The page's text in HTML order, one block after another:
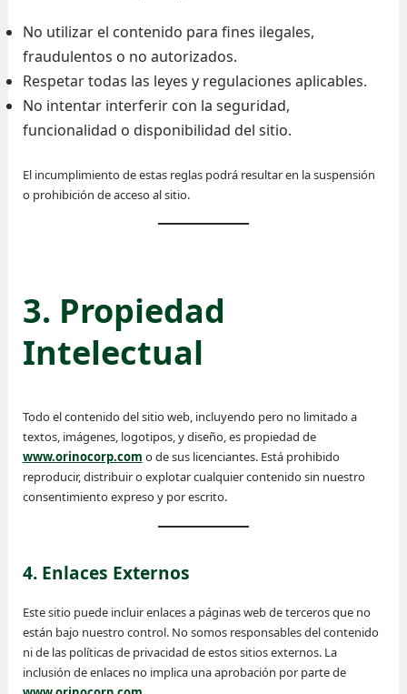
No utilizar el contenido para fines ilegales,
fraudulentos o no autorizados.
Respetar todas las leyes y regulaciones aplicables.
No intentar interferir con la seguridad,
funcionalidad o disponibilidad del sitio.
El incumplimiento de estas reglas podrá resultar en la suspensión
o prohibición de acceso al sitio.
3. Propiedad
Intelectual
Todo el contenido del sitio web, incluyendo pero no limitado a
textos, imágenes, logotipos, y diseño, es propiedad de
www.orinocorp.com o de sus licenciantes. Está prohibido
reproducir, distribuir o explotar cualquier contenido sin nuestro
consentimiento expreso y por escrito.
4. Enlaces Externos
Este sitio puede incluir enlaces a páginas web de terceros que no
están bajo nuestro control. No somos responsables del contenido
ni de las políticas de privacidad de estos sitios externos. La
inclusión de enlaces no implica una aprobación por parte de